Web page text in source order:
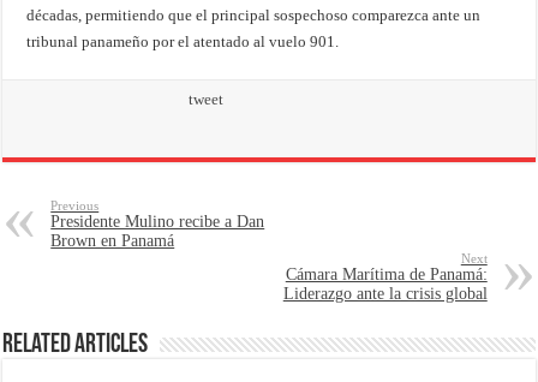
décadas, permitiendo que el principal sospechoso comparezca ante un
tribunal panameño por el atentado al vuelo 901.
tweet
Previous
Presidente Mulino recibe a Dan
Brown en Panamá
Next
Cámara Marítima de Panamá:
Liderazgo ante la crisis global
Related Articles